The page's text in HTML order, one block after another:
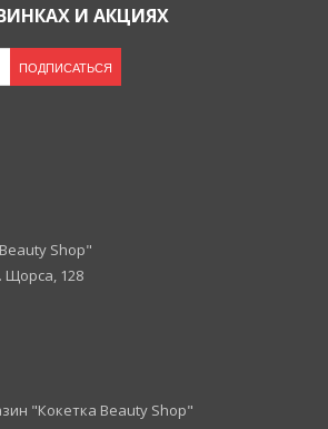
И АКЦИЯХ
ПОДПИСАТЬСЯ
Shop"
Щорса, 128
"Кокетка Beauty Shop"